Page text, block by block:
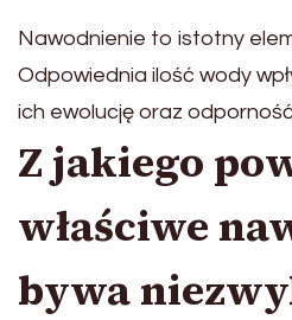
Nawodnienie to istotny
Odpowiednia ilość wody
ich ewolucję oraz
Z jakiego
właściwe
bywa